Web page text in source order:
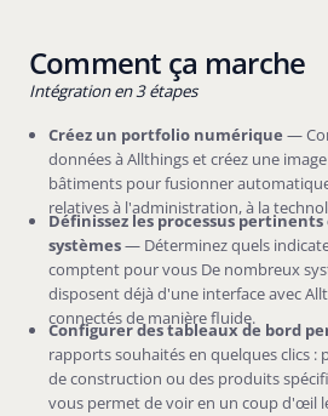
Comment ça marche
Intégration en 3 étapes
Créez un portfolio numérique —
données à Allthings et créez une
bâtiments pour fusionner
relatives à l'administration, à la
Définissez les processus
systèmes— Déterminez quels
comptent pour vous De nombreux
disposent déjà d'une interface avec
connectés de manière fluide.
Configurer des tableaux de bord
rapports souhaités en quelques clics
de construction ou des produits
vous permet de voir en un coup d'œil